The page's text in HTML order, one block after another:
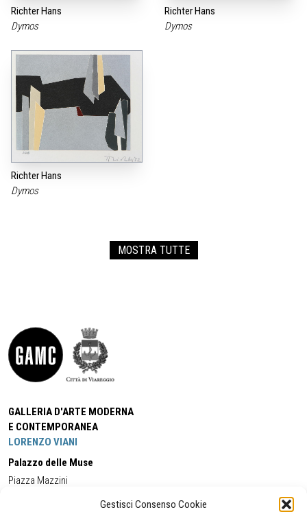
Gestisci Consenso Cookie
Richter Hans
Dymos
Richter Hans
Dymos
Richter Hans
Dymos
MOSTRA TUTTE
GALLERIA D'ARTE MODERNA
E CONTEMPORANEA
LORENZO VIANI
Palazzo delle Muse
Piazza Mazzini
Cell:+39 338 5714978 (orario apertura Galleria)